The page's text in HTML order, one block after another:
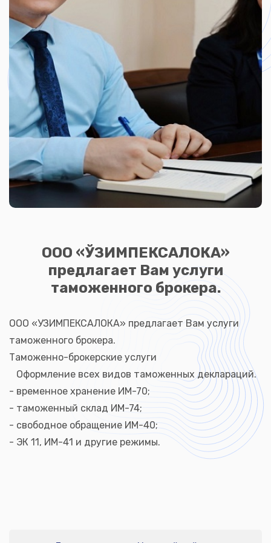
ООО «ЎЗИМПЕКСАЛОКА»
предлагает Вам услуги
таможенного брокера.
ООО «УЗИМПЕКСАЛОКА» предлагает Вам услуги
таможенного брокера.
Таможенно-брокерские услуги
Оформление всех видов таможенных деклараций.
- временное хранение ИМ-70;
- таможенный склад ИМ-74;
- свободное обращение ИМ-40;
- ЭК 11, ИМ-41 и другие режимы.